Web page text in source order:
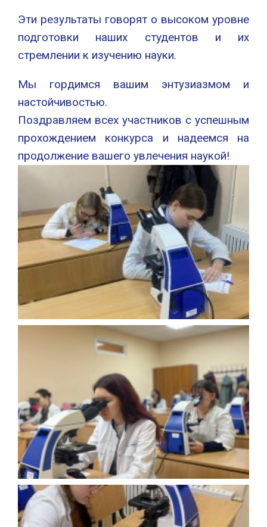
Эти результаты говорят о высоком уровне
подготовки наших студентов и их
стремлении к изучению науки.
Мы гордимся вашим энтузиазмом и
настойчивостью.
Поздравляем всех участников с успешным
прохождением конкурса и надеемся на
продолжение вашего увлечения наукой!